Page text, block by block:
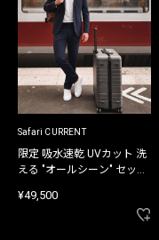
Safari CURRENT
限定 吸水速乾 UVカット 洗
える "オールシーン" セット
¥49,500